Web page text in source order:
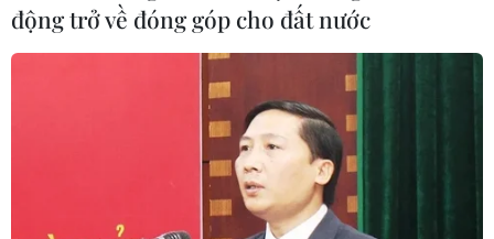
Lâm Đồng: Hồ chứa nước Próh lại tiếp tục
bị xâm hại nghiêm trọng
Mới đây nhất, Trạm Quản lý khai thác thủy lợi Đơn
động trở về đóng góp cho đất nước